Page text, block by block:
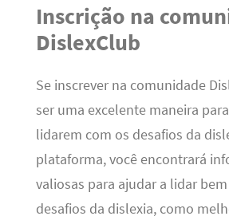
Inscrição na
DislexClub
Se inscrever na comunidade
ser uma excelente maneira
lidarem com os desafios da
plataforma, você encontrará
valiosas para ajudar a lidar
desafios da dislexia, como